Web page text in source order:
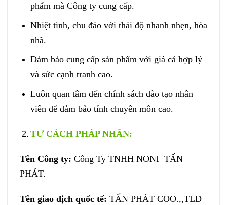
phẩm mà Công ty cung cấp.
Nhiệt tình, chu đáo với thái độ nhanh nhẹn, hòa
nhã.
Đảm bảo cung cấp sản phẩm với giá cả hợp lý
và sức cạnh tranh cao.
Luôn quan tâm đến chính sách đào tạo nhân
viên để đảm bảo tính chuyên môn cao.
TƯ CÁCH PHÁP NHÂN:
Tên Công ty: Công Ty TNHH NONI TẤN
PHÁT.
Tên giao dịch quốc tế: TẤN PHÁT COO.,,TLD